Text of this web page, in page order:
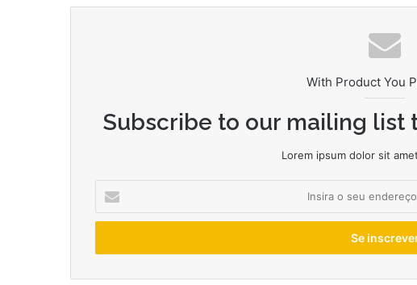
With Product You
Subscribe to our mailing list
Lorem ipsum dolor sit
seu
de